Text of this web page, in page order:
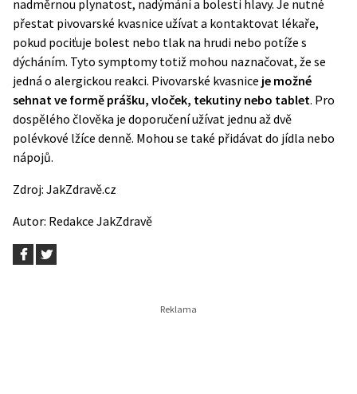
nadměrnou plynatost, nadýmání a bolesti hlavy. Je nutné
přestat pivovarské kvasnice užívat a kontaktovat lékaře,
pokud pociťuje bolest nebo tlak na hrudi nebo potíže s
dýcháním. Tyto symptomy totiž mohou naznačovat, že se
jedná o alergickou reakci. Pivovarské kvasnice je možné
sehnat ve formě prášku, vloček, tekutiny nebo tablet. Pro
dospělého člověka je doporučení užívat jednu až dvě
polévkové lžíce denně. Mohou se také přidávat do jídla nebo
nápojů.
Zdroj: JakZdravě.cz
Autor: Redakce JakZdravě